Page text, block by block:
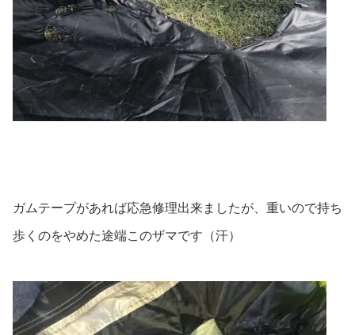
ガムテープがあれば応急修理出来ましたが、重いので持ち
歩くのをやめた途端このザマです（汗）